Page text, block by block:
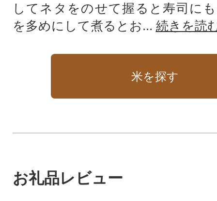
してネタをのせて握ると寿司に
を多めにして煮るとお... 続きを読
米を探す
お礼品レビュー